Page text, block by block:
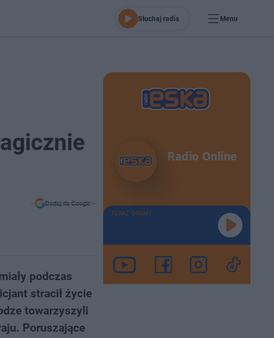
Słuchaj radia Menu
Dodaj do Google
podczas
stracił życie
towarzyszyli
Poruszające
Radio Online
TERAZ GRAMY